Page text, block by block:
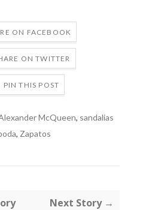
ON FACEBOOK
ON TWITTER
PIN THIS POST
McQueen, sandalias
, Zapatos
Next Story →